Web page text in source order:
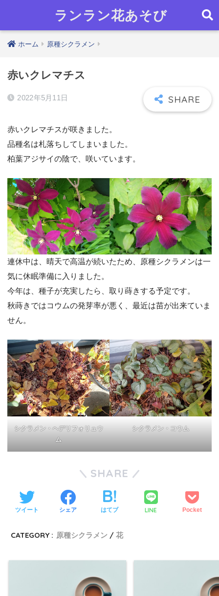
ランラン花あそび
ホーム 原種シクラメン
赤いクレマチス
2022年5月11日
赤いクレマチスが咲きました。
品種名は札落ちしてしまいました。
柏葉アジサイの陰で、咲いています。
連休中は、晴天で高温が続いたため、原種シクラメンは一
気に休眠準備に入りました。
今年は、種子が充実したら、取り蒔きする予定です。
秋蒔きではコウムの発芽率が悪く、最近は苗が出来ていま
せん。
シクラメン・ヘデリフォリュウ
ム
シクラメン・コウム
SHARE
ツイート シェア はてブ LINE Pocket
CATEGORY : 原種シクラメン 花